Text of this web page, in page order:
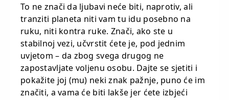
To ne znači da ljubavi neće biti, naprotiv, ali
tranziti planeta niti vam tu idu posebno na
ruku, niti kontra ruke. Znači, ako ste u
stabilnoj vezi, učvrstit ćete je, pod jednim
uvjetom – da zbog svega drugog ne
zapostavljate voljenu osobu. Dajte se sjetiti i
pokažite joj (mu) neki znak pažnje, puno će im
značiti, a vama će biti lakše jer ćete izbjeći